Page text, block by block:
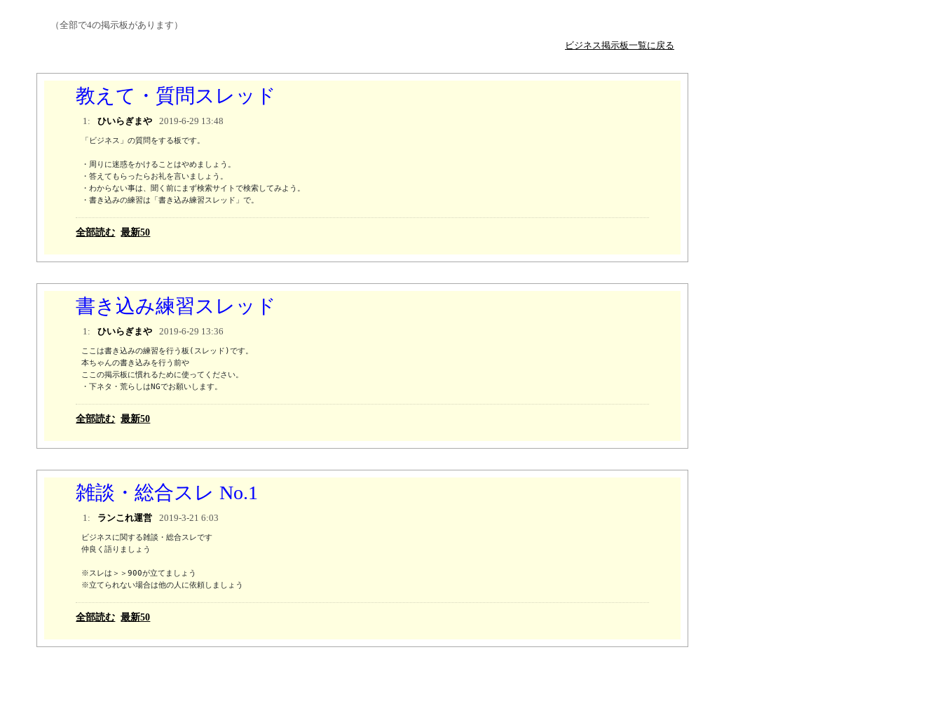
（全部で4の掲示板があります）
ビジネス掲示板一覧に戻る
教えて・質問スレッド
1: ひいらぎまや 2019-6-29 13:48
「ビジネス」の質問をする板です。
・周りに迷惑をかけることはやめましょう。
・答えてもらったらお礼を言いましょう。
・わからない事は、聞く前にまず検索サイトで検索してみよう。
・書き込みの練習は「書き込み練習スレッド」で。
全部読む 最新50
書き込み練習スレッド
1: ひいらぎまや 2019-6-29 13:36
ここは書き込みの練習を行う板(スレッド)です。
本ちゃんの書き込みを行う前や
ここの掲示板に慣れるために使ってください。
・下ネタ・荒らしはNGでお願いします。
全部読む 最新50
雑談・総合スレ No.1
1: ランこれ運営 2019-3-21 6:03
ビジネスに関する雑談・総合スレです
仲良く語りましょう
※スレは＞＞900が立てましょう
※立てられない場合は他の人に依頼しましょう
全部読む 最新50